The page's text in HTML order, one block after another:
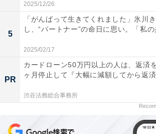
2025/12/26
5
「がんばって生きてくれました」氷川
し、“パートナー”の命日に思い。「私
2025/02/17
PR
カードローン50万円以上の人は、返済
ヶ月停止して『大幅に減額してから返
渋谷法務総合事務所